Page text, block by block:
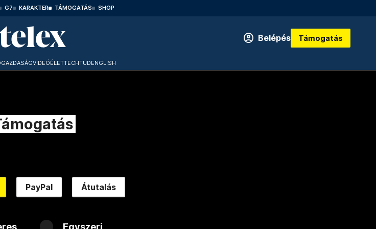
G7 KARAKTER TÁMOGATÁS SHOP
Belépés Támogatás
GAZDASÁGVIDEÓÉLETTECHTUDENGLISH
PayPal Átutalás
Egyszeri